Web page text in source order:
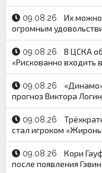
09.08.26
Их
огромным
09.08.26
В ЦСКА
«Рискованно входить
09.08.26
прогноз Виктора
09.08.26
стал игроком
09.08.26
Кори
после появления